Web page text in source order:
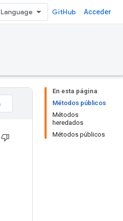
GitHub Acceder
En esta página
Métodos públicos
Métodos
heredados
Métodos públicos